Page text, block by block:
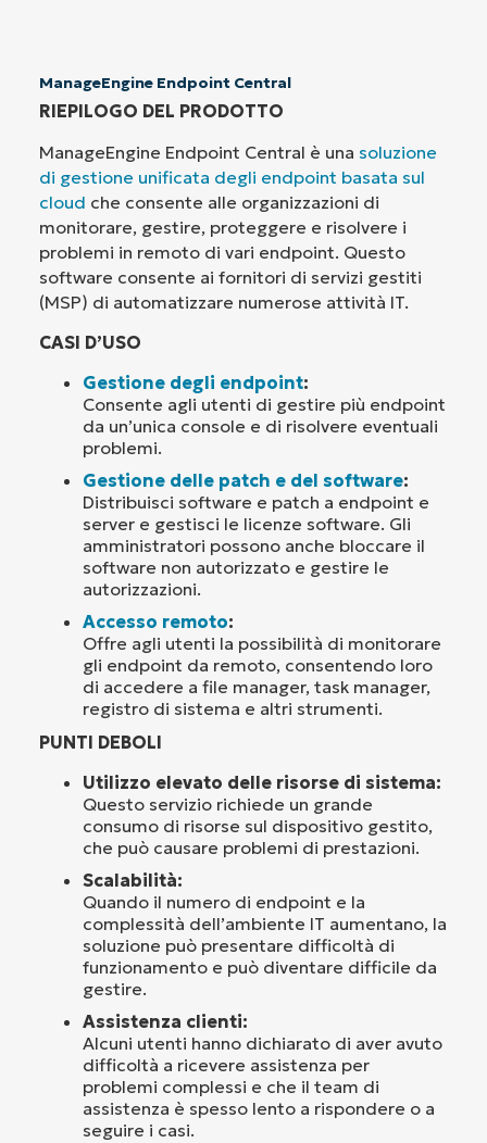
ManageEngine Endpoint Central
RIEPILOGO DEL PRODOTTO
ManageEngine Endpoint Central è una soluzione
di gestione unificata degli endpoint basata sul
cloud che consente alle organizzazioni di
monitorare, gestire, proteggere e risolvere i
problemi in remoto di vari endpoint. Questo
software consente ai fornitori di servizi gestiti
(MSP) di automatizzare numerose attività IT.
CASI D’USO
Gestione degli endpoint:
Consente agli utenti di gestire più endpoint
da un’unica console e di risolvere eventuali
problemi.
Gestione delle patch e del software:
Distribuisci software e patch a endpoint e
server e gestisci le licenze software. Gli
amministratori possono anche bloccare il
software non autorizzato e gestire le
autorizzazioni.
Accesso remoto:
Offre agli utenti la possibilità di monitorare
gli endpoint da remoto, consentendo loro
di accedere a file manager, task manager,
registro di sistema e altri strumenti.
PUNTI DEBOLI
Utilizzo elevato delle risorse di sistema:
Questo servizio richiede un grande
consumo di risorse sul dispositivo gestito,
che può causare problemi di prestazioni.
Scalabilità:
Quando il numero di endpoint e la
complessità dell’ambiente IT aumentano, la
soluzione può presentare difficoltà di
funzionamento e può diventare difficile da
gestire.
Assistenza clienti:
Alcuni utenti hanno dichiarato di aver avuto
difficoltà a ricevere assistenza per
problemi complessi e che il team di
assistenza è spesso lento a rispondere o a
seguire i casi.